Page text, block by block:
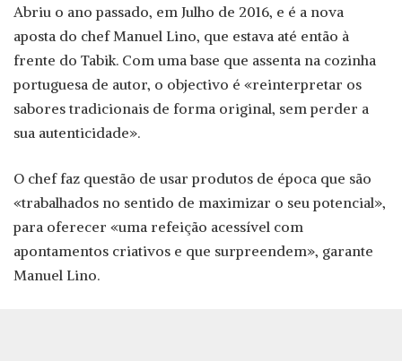
Abriu o ano passado, em Julho de 2016, e é a nova
aposta do chef Manuel Lino, que estava até então à
frente do Tabik. Com uma base que assenta na cozinha
portuguesa de autor, o objectivo é «reinterpretar os
sabores tradicionais de forma original, sem perder a
sua autenticidade».
O chef faz questão de usar produtos de época que são
«trabalhados no sentido de maximizar o seu potencial»,
para oferecer «uma refeição acessível com
apontamentos criativos e que surpreendem», garante
Manuel Lino.